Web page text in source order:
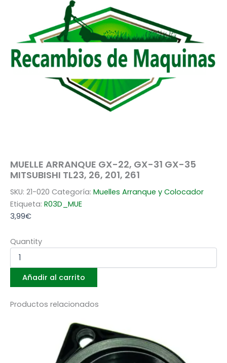
MUELLE ARRANQUE GX-22, GX-31 GX-35
MITSUBISHI TL23, 26, 201, 261
SKU: 21-020 Categoría: Muelles Arranque y Colocador
Etiqueta: R03D_MUE
3,99€
Quantity
Añadir al carrito
Productos relacionados